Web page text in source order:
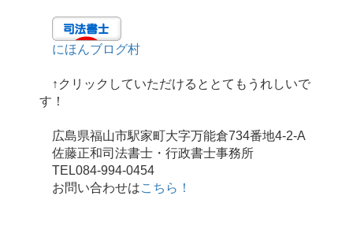
にほんブログ村
↑クリックしていただけるととてもうれしいで
す！
広島県福山市駅家町大字万能倉734番地4-2-A
佐藤正和司法書士・行政書士事務所
TEL084-994-0454
お問い合わせはこちら！